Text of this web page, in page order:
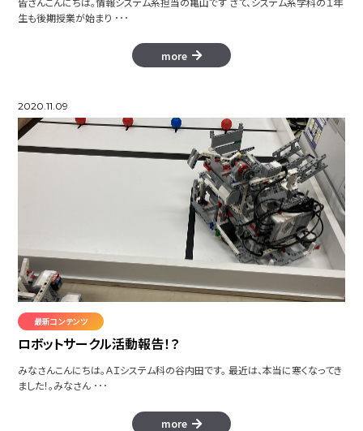
生も後期授業が始まり ･･･
more
2020.11.09
最新コンテンツ
ロボットサークル活動報告！？
みなさんこんにちは。ＡＩシステム科の谷内田です。 最近は、本当に寒くなってき
ました！。みなさん ･･･
more